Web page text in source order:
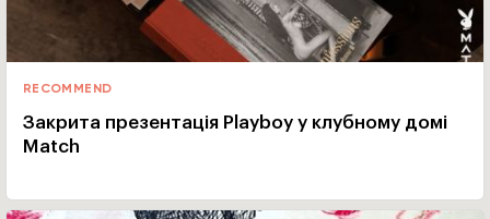
RECOMMEND
Закрита презентація Playboy у клубному домі
Match